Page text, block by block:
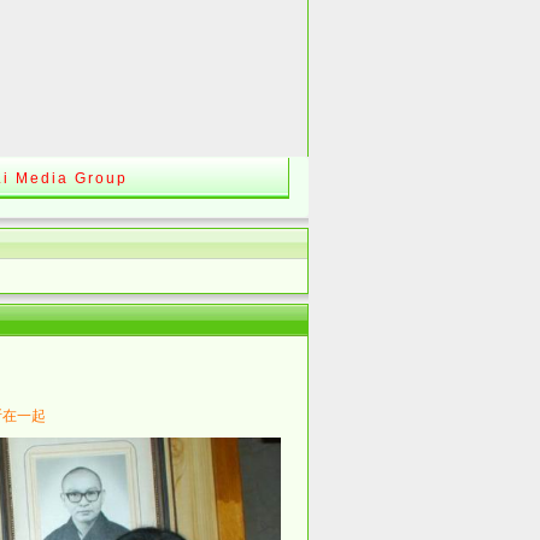
Media Group
一起